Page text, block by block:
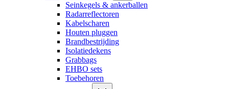
Seinkegels & ankerballen
Radarreflectoren
Kabelscharen
Houten pluggen
Brandbestrijding
Isolatiedekens
Grabbags
EHBO sets
Toebehoren